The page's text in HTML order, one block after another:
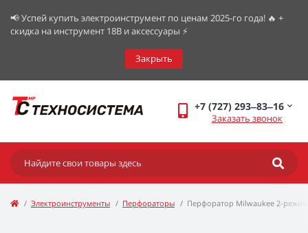
📢 Успей купить электроинструмент по ценам 2025-го года! 🔥 +
скидка на инструмент 18В и аксессуары ⚡️
Закрыть
+7 (727) 293‒83‒16
Заказать звонок
Электроинструменты Перфораторы Перфоратор Milwaukee 2-